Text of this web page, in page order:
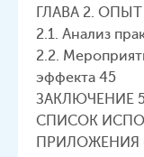
ГЛАВА 2.
2.1. Анализ
2.2.
эффекта 45
ЗАКЛЮЧЕНИЕ
СПИСОК
ПРИЛОЖЕНИЯ